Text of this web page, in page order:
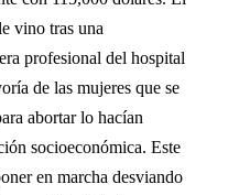
vino tras una
profesional del hospital
de las mujeres que se
abortar lo hacían
socioeconómica. Este
en marcha desviando